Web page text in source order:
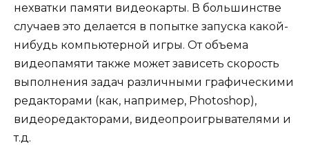
нехватки памяти видеокарты. В большинстве
случаев это делается в попытке запуска какой-
нибудь компьютерной игры. От объема
видеопамяти также может зависеть скорость
выполнения задач различными графическими
редакторами (как, например, Photoshop),
видеоредакторами, видеопроигрывателями и
т.д.